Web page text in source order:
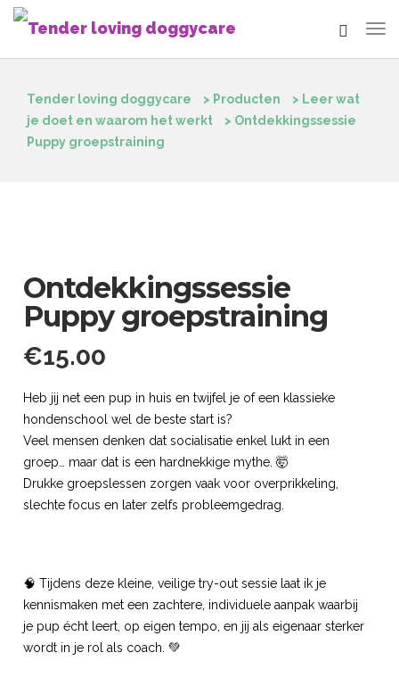
Tender loving doggycare > Producten > Leer wat
je doet en waarom het werkt
> Ontdekkingssessie
Puppy groepstraining
Ontdekkingssessie
Puppy groepstraining
€15.00
Heb jij net een pup in huis en twijfel je of een klassieke
hondenschool wel de beste start is?
Veel mensen denken dat socialisatie enkel lukt in een
groep… maar dat is een hardnekkige mythe. 🤯
Drukke groepslessen zorgen vaak voor overprikkeling,
slechte focus en later zelfs probleemgedrag.
🧠 Tijdens deze kleine, veilige try-out sessie laat ik je
kennismaken met een zachtere, individuele aanpak waarbij
je pup écht leert, op eigen tempo, en jij als eigenaar sterker
wordt in je rol als coach. 💚